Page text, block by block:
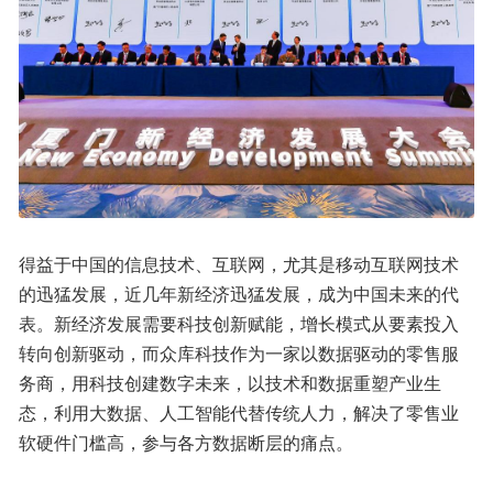
得益于中国的信息技术、互联网，尤其是移动互联网技术
的迅猛发展，近几年新经济迅猛发展，成为中国未来的代
表。新经济发展需要科技创新赋能，增长模式从要素投入
转向创新驱动，而众库科技作为一家以数据驱动的零售服
务商，用科技创建数字未来，以技术和数据重塑产业生
态，利用大数据、人工智能代替传统人力，解决了零售业
软硬件门槛高，参与各方数据断层的痛点。